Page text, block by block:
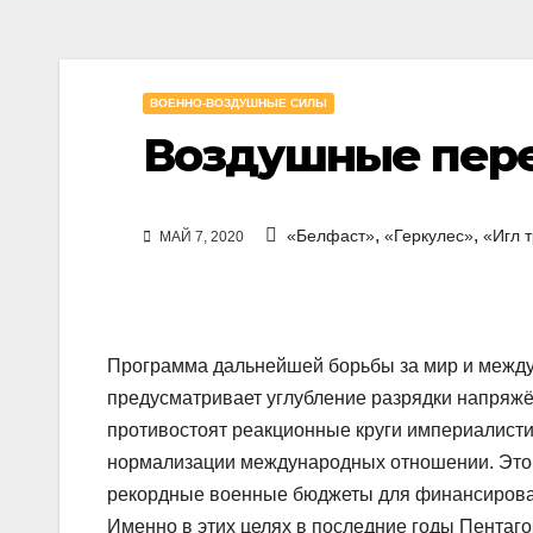
ВОЕННО-ВОЗДУШНЫЕ СИЛЫ
Воздушные
МАЙ 7, 2020 «Белфаст», «Геркулес», «Игл
Программа дальнейшей борьбы за мир и
предусматривает углубление разрядки
противостоят реакционные круги
нормализации международных отношении. Это
рекордные военные бюджеты для
Именно в этих целях в последние годы